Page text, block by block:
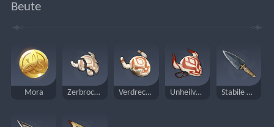
Beute
Mora Zerbrochene Maske Verdreckte Maske Unheilvolle Maske Stabile Bolzenspitze